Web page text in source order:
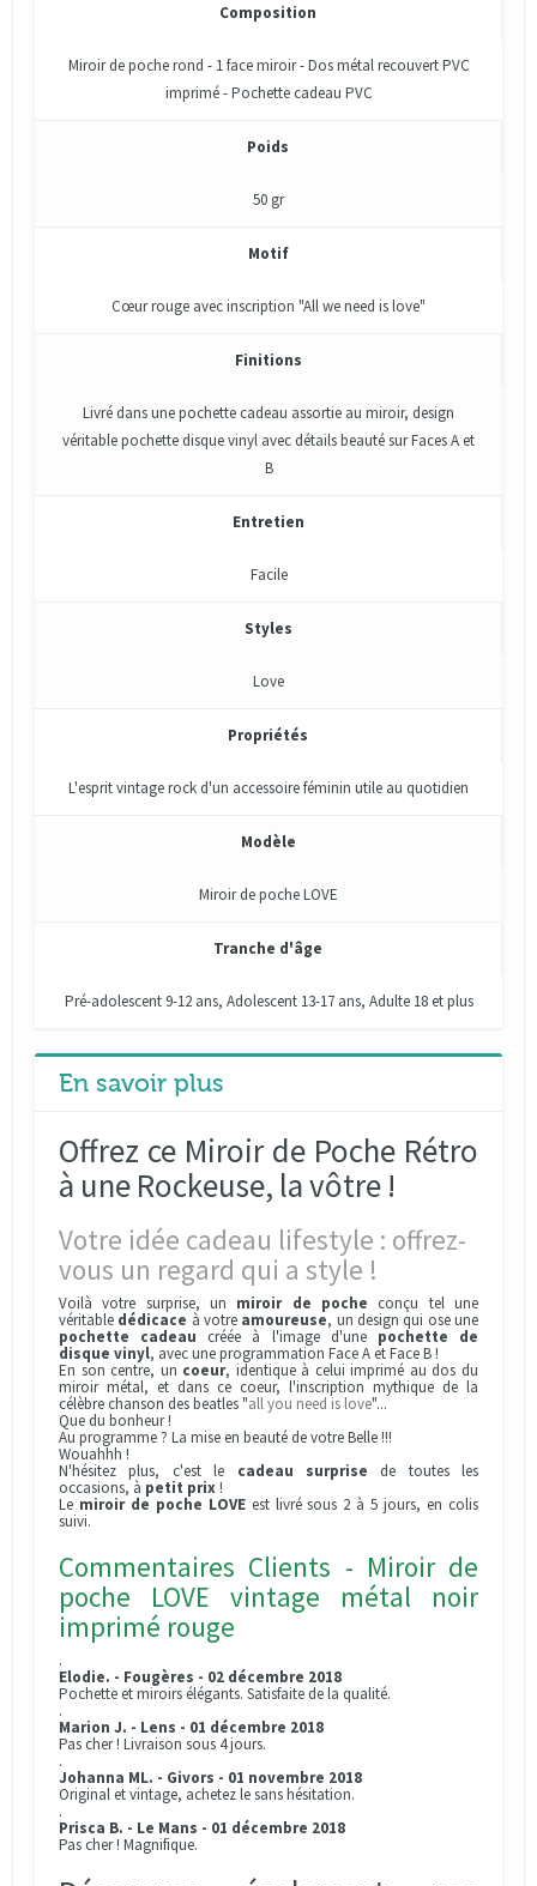
Composition
Miroir de poche rond - 1 face miroir - Dos métal recouvert PVC
imprimé - Pochette cadeau PVC
Poids
50 gr
Motif
Cœur rouge avec inscription "All we need is love"
Finitions
Livré dans une pochette cadeau assortie au miroir, design
véritable pochette disque vinyl avec détails beauté sur Faces A et
B
Entretien
Facile
Styles
Love
Propriétés
L'esprit vintage rock d'un accessoire féminin utile au quotidien
Modèle
Miroir de poche LOVE
Tranche d'âge
Pré-adolescent 9-12 ans, Adolescent 13-17 ans, Adulte 18 et plus
En savoir plus
Offrez ce Miroir de Poche Rétro
à une Rockeuse, la vôtre !
Votre idée cadeau lifestyle : offrez-
vous un regard qui a style !
Voilà votre surprise, un miroir de poche conçu tel une
véritable dédicace à votre amoureuse, un design qui ose une
pochette cadeau créée à l'image d'une pochette de
disque vinyl, avec une programmation Face A et Face B !
En son centre, un coeur, identique à celui imprimé au dos du
miroir métal, et dans ce coeur, l'inscription mythique de la
célèbre chanson des beatles "all you need is love"...
Que du bonheur !
Au programme ? La mise en beauté de votre Belle !!!
Wouahhh !
N'hésitez plus, c'est le cadeau surprise de toutes les
occasions, à petit prix!
Le miroir de poche LOVEest livré sous 2 à 5 jours, en colis
suivi.
Commentaires Clients - Miroir de
poche LOVE vintage métal noir
imprimé rouge
.
Elodie. - Fougères - 02 décembre 2018
Pochette et miroirs élégants. Satisfaite de la qualité.
.
Marion J. - Lens - 01 décembre 2018
Pas cher ! Livraison sous 4 jours.
.
Johanna ML. - Givors - 01 novembre 2018
Original et vintage, achetez le sans hésitation.
.
Prisca B. - Le Mans - 01 décembre 2018
Pas cher ! Magnifique.